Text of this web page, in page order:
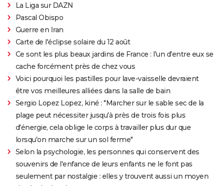
La Liga sur DAZN
Pascal Obispo
Guerre en Iran
Carte de l'éclipse solaire du 12 août
Ce sont les plus beaux jardins de France : l'un d'entre eux se
cache forcément près de chez vous
Voici pourquoi les pastilles pour lave-vaisselle devraient
être vos meilleures alliées dans la salle de bain
Sergio Lopez Lopez, kiné : "Marcher sur le sable sec de la
plage peut nécessiter jusqu'à près de trois fois plus
d'énergie, cela oblige le corps à travailler plus dur que
lorsqu'on marche sur un sol ferme"
Selon la psychologie, les personnes qui conservent des
souvenirs de l'enfance de leurs enfants ne le font pas
seulement par nostalgie : elles y trouvent aussi un moyen